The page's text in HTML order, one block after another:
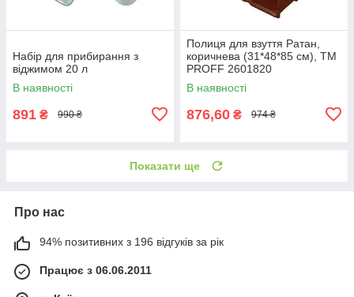
Набір для прибирання з
віджимом 20 л
В наявності
891 ₴ 990 ₴
Полиця для взуття Ратан,
коричнева (31*48*85 см), ТМ
PROFF 2601820
В наявності
876,60 ₴ 974 ₴
Показати ще
Про нас
94% позитивних з 196 відгуків за рік
Працює з 06.06.2011